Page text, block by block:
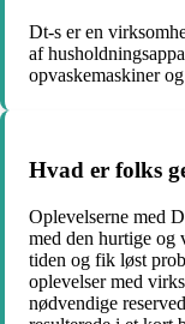
Dt-s er en
af
opvaskemaskiner
Hvad er folks
Oplevelserne med
med den hurtige og
tiden og fik løst
oplevelser med
nødvendige